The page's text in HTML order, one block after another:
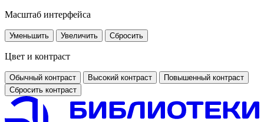
Масштаб интерфейса
Уменьшить Увеличить Сбросить
Цвет и контраст
Обычный контраст Высокий контраст
Повышенный контраст
Сбросить контраст